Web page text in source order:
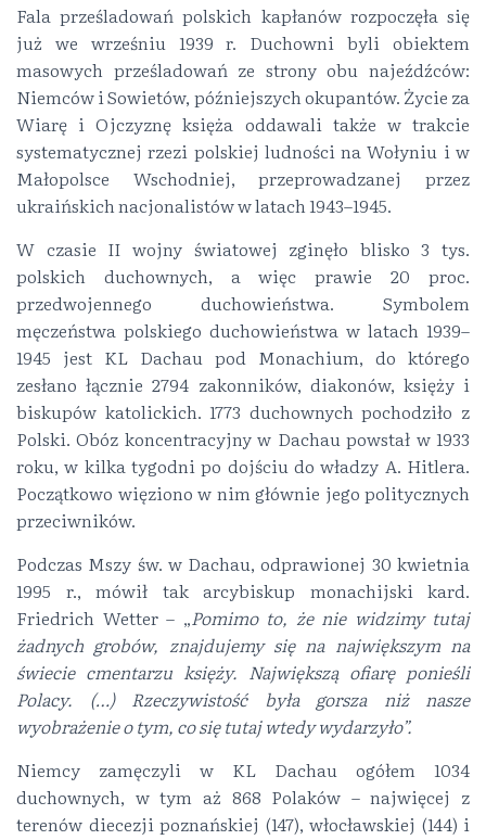
Fala prześladowań polskich kapłanów rozpoczęła się
już we wrześniu 1939 r. Duchowni byli obiektem
masowych prześladowań ze strony obu najeźdźców:
Niemców i Sowietów, późniejszych okupantów. Życie za
Wiarę i Ojczyznę księża oddawali także w trakcie
systematycznej rzezi polskiej ludności na Wołyniu i w
Małopolsce Wschodniej, przeprowadzanej przez
ukraińskich nacjonalistów w latach 1943–1945.
W czasie II wojny światowej zginęło blisko 3 tys.
polskich duchownych, a więc prawie 20 proc.
przedwojennego duchowieństwa. Symbolem
męczeństwa polskiego duchowieństwa w latach 1939–
1945 jest KL Dachau pod Monachium, do którego
zesłano łącznie 2794 zakonników, diakonów, księży i
biskupów katolickich. 1773 duchownych pochodziło z
Polski. Obóz koncentracyjny w Dachau powstał w 1933
roku, w kilka tygodni po dojściu do władzy A. Hitlera.
Początkowo więziono w nim głównie jego politycznych
przeciwników.
Podczas Mszy św. w Dachau, odprawionej 30 kwietnia
1995 r., mówił tak arcybiskup monachijski kard.
Friedrich Wetter – „Pomimo to, że nie widzimy tutaj
żadnych grobów, znajdujemy się na największym na
świecie cmentarzu księży. Największą ofiarę ponieśli
Polacy. (…) Rzeczywistość była gorsza niż nasze
wyobrażenie o tym, co się tutaj wtedy wydarzyło”.
Niemcy zamęczyli w KL Dachau ogółem 1034
duchownych, w tym aż 868 Polaków – najwięcej z
terenów diecezji poznańskiej (147), włocławskiej (144) i